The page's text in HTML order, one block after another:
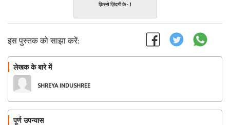
क़िस्से ज़िंदगी के - 1
इस पुस्तक को साझा करें:
लेखक के बारे में
SHREYA INDUSHREE
पूर्ण उपन्यास